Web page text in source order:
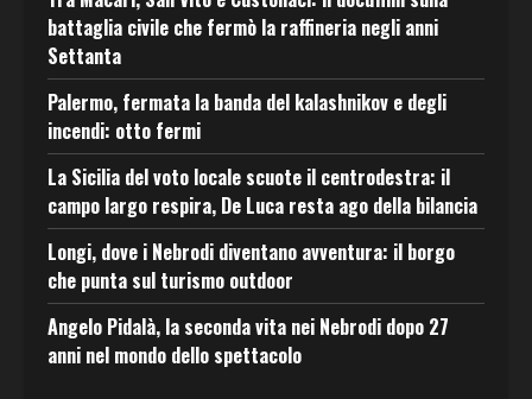
battaglia civile che fermò la raffineria negli anni
Settanta
Palermo, fermata la banda del kalashnikov e degli
incendi: otto fermi
La Sicilia del voto locale scuote il centrodestra: il
campo largo respira, De Luca resta ago della bilancia
Longi, dove i Nebrodi diventano avventura: il borgo
che punta sul turismo outdoor
Angelo Pidalà, la seconda vita nei Nebrodi dopo 27
anni nel mondo dello spettacolo